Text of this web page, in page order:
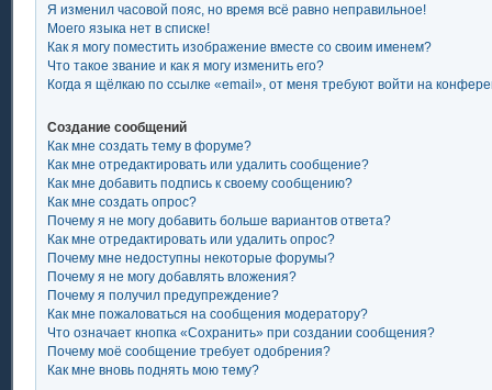
Я изменил часовой пояс, но время всё равно неправильное!
Моего языка нет в списке!
Как я могу поместить изображение вместе со своим именем?
Что такое звание и как я могу изменить его?
Когда я щёлкаю по ссылке «email», от меня требуют войти на
Создание сообщений
Как мне создать тему в форуме?
Как мне отредактировать или удалить сообщение?
Как мне добавить подпись к своему сообщению?
Как мне создать опрос?
Почему я не могу добавить больше вариантов ответа?
Как мне отредактировать или удалить опрос?
Почему мне недоступны некоторые форумы?
Почему я не могу добавлять вложения?
Почему я получил предупреждение?
Как мне пожаловаться на сообщения модератору?
Что означает кнопка «Сохранить» при создании сообщения?
Почему моё сообщение требует одобрения?
Как мне вновь поднять мою тему?